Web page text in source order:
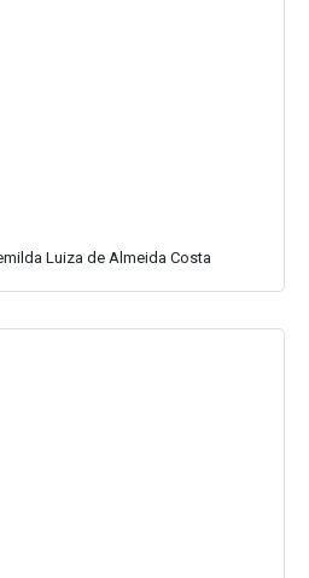
Luiza de Almeida Costa